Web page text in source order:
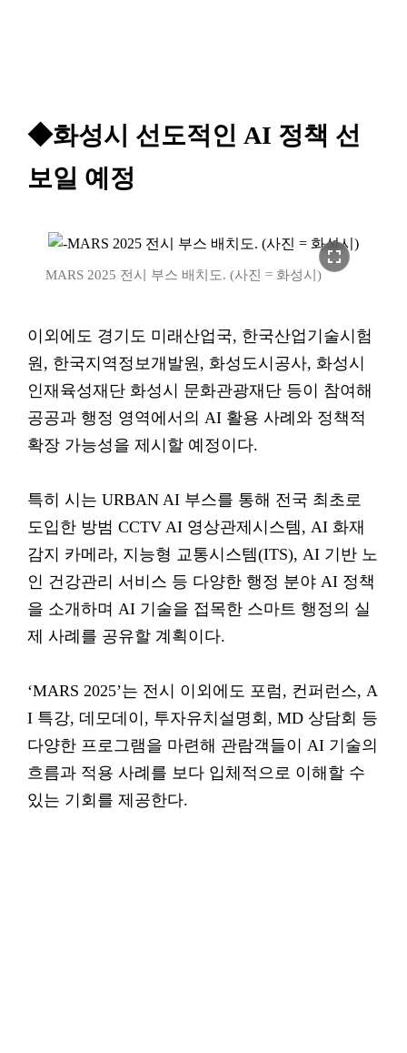
◆화성시 선도적인 AI 정책 선
보일 예정
fullscreen
MARS 2025 전시 부스 배치도. (사진 = 화성시)
이외에도 경기도 미래산업국, 한국산업기술시험
원, 한국지역정보개발원, 화성도시공사, 화성시
인재육성재단 화성시 문화관광재단 등이 참여해
공공과 행정 영역에서의 AI 활용 사례와 정책적
확장 가능성을 제시할 예정이다.
특히 시는 URBAN AI 부스를 통해 전국 최초로
도입한 방범 CCTV AI 영상관제시스템, AI 화재
감지 카메라, 지능형 교통시스템(ITS), AI 기반 노
인 건강관리 서비스 등 다양한 행정 분야 AI 정책
을 소개하며 AI 기술을 접목한 스마트 행정의 실
제 사례를 공유할 계획이다.
‘MARS 2025’는 전시 이외에도 포럼, 컨퍼런스, A
I 특강, 데모데이, 투자유치설명회, MD 상담회 등
다양한 프로그램을 마련해 관람객들이 AI 기술의
흐름과 적용 사례를 보다 입체적으로 이해할 수
있는 기회를 제공한다.